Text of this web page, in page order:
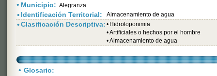
• Municipio: Alegranza
• Identificación Territorial: Almacenamiento de agua
•Clasificación Descriptiva: • Hidrotoponimia
•Artificiales o hechos por el hombre
•Almacenamiento de agua
• Glosario: